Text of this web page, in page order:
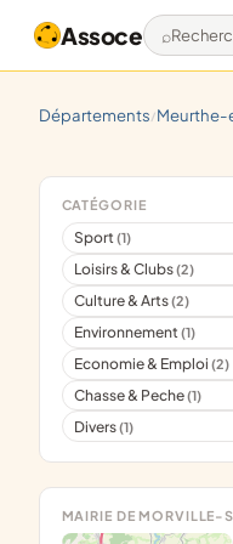
Assoce
départements/
CATÉGORIE
Sport(1)
Loisirs & Clubs(2)
Culture & Arts(2)
Environnement(1)
Economie & Emploi(2)
Chasse & Peche(1)
Divers(1)
MAIRIE DE MORVILLE-